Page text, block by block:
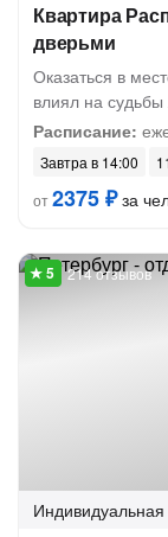
Квартира
дверьми
Оказаться в
влиял на
Расписание:
Завтра в 14:00
от2375 ₽за
214 отзывов
Индивидуальная